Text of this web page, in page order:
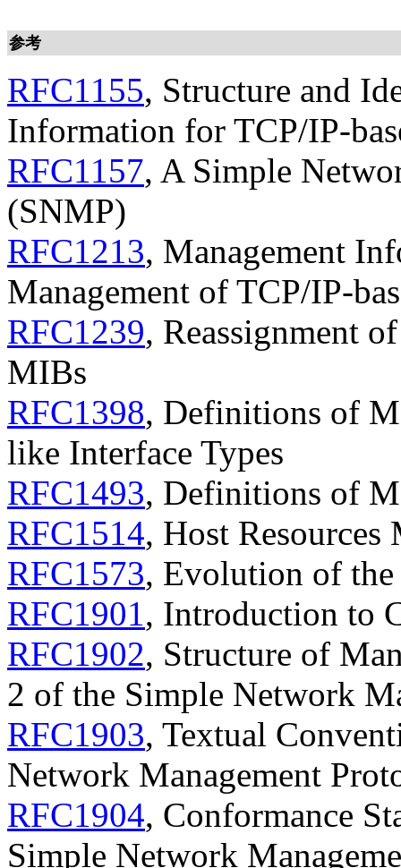
参考
RFC1155, Structure and
Information for TCP/IP-
RFC1157, A Simple
(SNMP)
RFC1213, Management
Management of TCP/IP-
RFC1239, Reassignment
MIBs
RFC1398, Definitions of
like Interface Types
RFC1493, Definitions of
RFC1514, Host Resources
RFC1573, Evolution of
RFC1901, Introduction to
RFC1902, Structure of
2 of the Simple Network
RFC1903, Textual
Network Management
RFC1904, Conformance
Simple Network